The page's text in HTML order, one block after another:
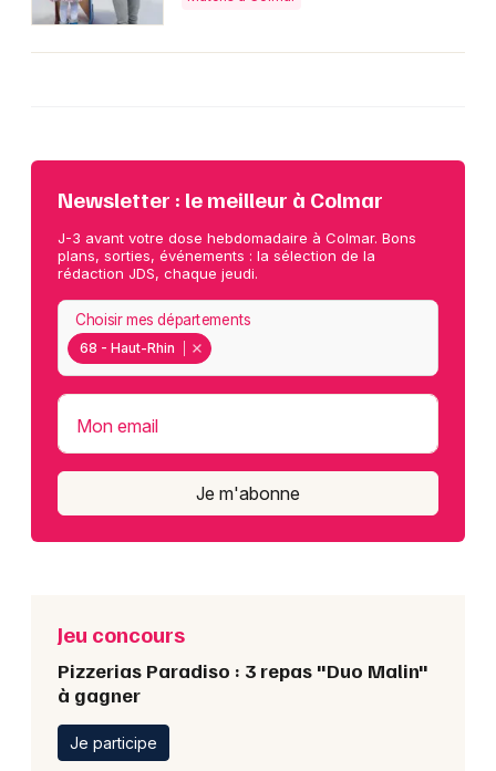
Newsletter : le meilleur à Colmar
J-3 avant votre dose hebdomadaire à Colmar. Bons
plans, sorties, événements : la sélection de la
rédaction JDS, chaque jeudi.
68 - Haut-Rhin
Choisir mes départements
Mon email
Je m'abonne
Jeu concours
Pizzerias Paradiso : 3 repas "Duo Malin"
à gagner
Je participe